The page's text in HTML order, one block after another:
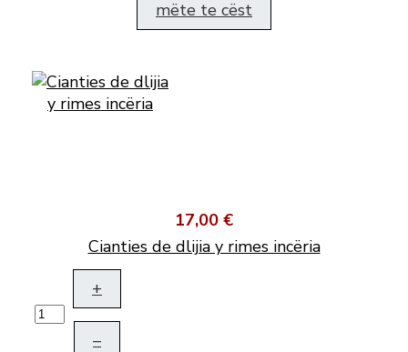
mëte te cëst
17,00 €
Cianties de dlijia y rimes incëria
+
–